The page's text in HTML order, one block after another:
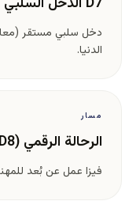
دخل سلبي مستقر
الدنيا.
مسار
الرحالة الرقمي (D8)
فيزا عمل عن بُعد